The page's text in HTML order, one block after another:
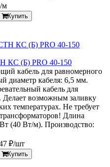
м
Купить
КС (Б) PRO 40-150
кабель для равномерного
диаметр кабеля: 6,5 мм.
кабель для
возможным заливку
температурах. Не требует
Длина
(40 Вт/м). Производство:
₽/шт
Купить